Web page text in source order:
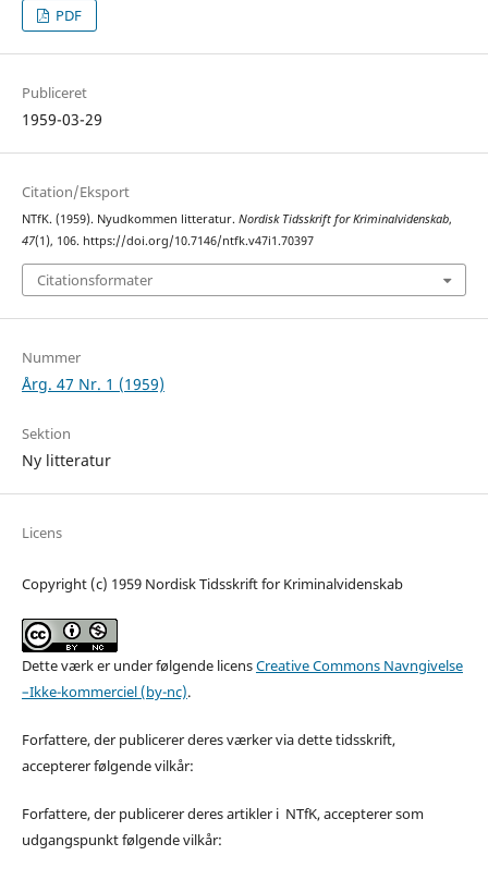
PDF
Publiceret
1959-03-29
Citation/Eksport
NTfK. (1959). Nyudkommen litteratur. Nordisk Tidsskrift for Kriminalvidenskab,
47(1), 106. https://doi.org/10.7146/ntfk.v47i1.70397
Citationsformater
Nummer
Årg. 47 Nr. 1 (1959)
Sektion
Ny litteratur
Licens
Copyright (c) 1959 Nordisk Tidsskrift for Kriminalvidenskab
Dette værk er under følgende licensCreative Commons Navngivelse
–Ikke-kommerciel (by-nc).
Forfattere, der publicerer deres værker via dette tidsskrift,
accepterer følgende vilkår:
Forfattere, der publicerer deres artikler i NTfK, accepterer som
udgangspunkt følgende vilkår: